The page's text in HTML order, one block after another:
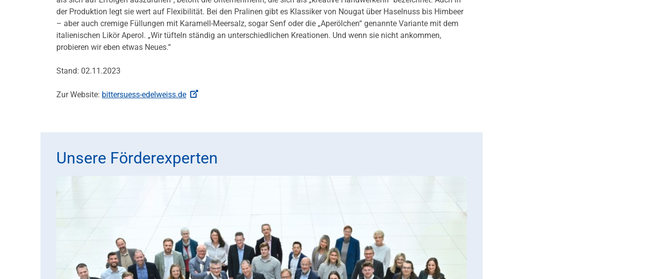
der Produktion legt sie wert auf Flexibilität. Bei den Pralinen gibt es Klassiker von Nougat über Haselnuss bis Himbeer
– aber auch cremige Füllungen mit Karamell-Meersalz, sogar Senf oder die „Aperölchen“ genannte Variante mit dem
italienischen Likör Aperol. „Wir tüfteln ständig an unterschiedlichen Kreationen. Und wenn sie nicht ankommen,
probieren wir eben etwas Neues.“
Stand: 02.11.2023
Zur Website: bittersuess-edelweiss.de
Unsere Förderexperten